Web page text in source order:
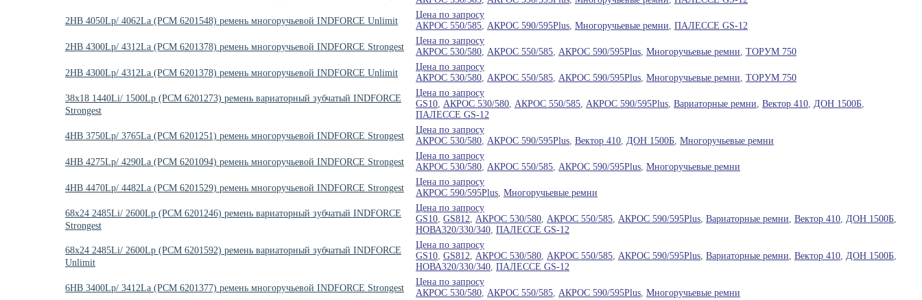
2HB 4050Lp/ 4062La (PCM 6201548) ремень многоручьевой INDFORCE Unlimit
Цена по запросу
АКРОС 550/585 АКРОС 590/595Plus Многоручьевые ремни ПАЛЕССЕ GS-12
2HB 4300Lp/ 4312La (PCM 6201378) ремень многоручьевой INDFORCE Strongest
Цена по запросу
АКРОС 530/580 АКРОС 550/585 АКРОС 590/595Plus Многоручьевые ремни ТОРУМ 750
2HB 4300Lp/ 4312La (PCM 6201378) ремень многоручьевой INDFORCE Unlimit
Цена по запросу
АКРОС 530/580 АКРОС 550/585 АКРОС 590/595Plus Многоручьевые ремни ТОРУМ 750
38x18 1440Li/ 1500Lp (PCM 6201273) ремень вариаторный зубчатый INDFORCE
Strongest
Цена по запросу
GS10 АКРОС 530/580 АКРОС 550/585 АКРОС 590/595Plus Вариаторные ремни Вектор 410 ДОН 1500Б
ПАЛЕССЕ GS-12
4HB 3750Lp/ 3765La (PCM 6201251) ремень многоручьевой INDFORCE Strongest
Цена по запросу
АКРОС 530/580 АКРОС 590/595Plus Вектор 410 ДОН 1500Б Многоручьевые ремни
4HB 4275Lp/ 4290La (PCM 6201094) ремень многоручьевой INDFORCE Strongest
Цена по запросу
АКРОС 530/580 АКРОС 550/585 АКРОС 590/595Plus Многоручьевые ремни
4HB 4470Lp/ 4482La (РСМ 6201529) ремень многоручьевой INDFORCE Strongest
Цена по запросу
АКРОС 590/595Plus Многоручьевые ремни
68x24 2485Li/ 2600Lp (PCM 6201246) ремень вариаторный зубчатый INDFORCE
Strongest
Цена по запросу
GS10 GS812 АКРОС 530/580 АКРОС 550/585 АКРОС 590/595Plus Вариаторные ремни Вектор 410 ДОН 1500Б
НОВА320/330/340 ПАЛЕССЕ GS-12
68x24 2485Li/ 2600Lp (PCM 6201592) ремень вариаторный зубчатый INDFORCE
Unlimit
Цена по запросу
GS10 GS812 АКРОС 530/580 АКРОС 550/585 АКРОС 590/595Plus Вариаторные ремни Вектор 410 ДОН 1500Б
НОВА320/330/340 ПАЛЕССЕ GS-12
6HB 3400Lp/ 3412La (PCM 6201377) ремень многоручьевой INDFORCE Strongest
Цена по запросу
АКРОС 530/580 АКРОС 550/585 АКРОС 590/595Plus Многоручьевые ремни